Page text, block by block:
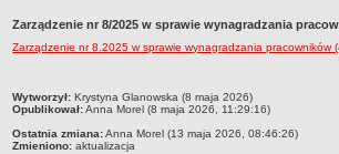
Zlikwidowane gimnazja
Wielofunkcyjna Placówka
SPECJALNE OŚRODKI SZKOLNO-WYCHOWAWCZE
Specjalny Ośrodek nr 1
Zarządzenie nr 8/2025 w sprawie wynagradzania
Zarządzenie nr 8.2025 w sprawie wynagradzania pracowników
metryczka
Wytworzył: Krystyna Glanowska (8 maja 2026)
Opublikował:Anna Morel (8 maja 2026, 11:29:16)
Ostatnia zmiana:Anna Morel (13 maja 2026, 08:46:26)
Zmieniono: aktualizacja